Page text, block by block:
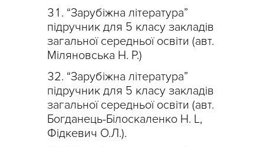
“Зарубіжна література”
підручник для 5 класу закладів
загальної середньої освіти (авт.
Міляновська Н. Р.)
“Зарубіжна література”
підручник для 5 класу закладів
загальної середньої освіти (авт.
Богданець-Білоскаленко Н. L,
Фідкевич О.Л.).